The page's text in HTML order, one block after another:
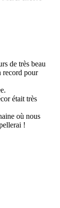
de très beau
record pour
était très
où nous
!